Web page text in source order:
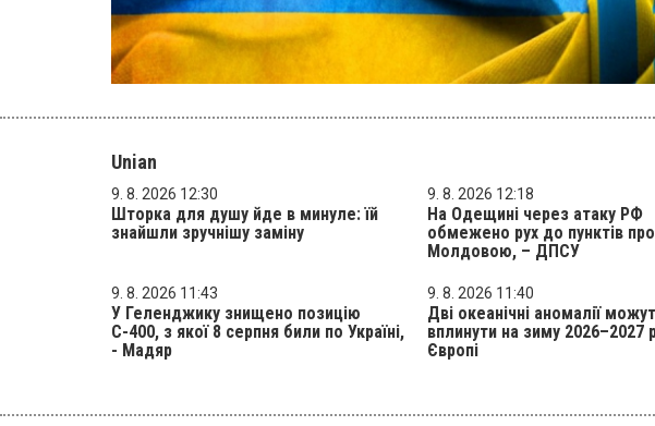
Unian
9. 8. 2026 12:30
Шторка для душу йде в минуле: їй
знайшли зручнішу заміну
9. 8. 2026 12:18
На Одещині через атаку РФ
обмежено рух до пунктів
Молдовою, – ДПСУ
9. 8. 2026 11:43
У Геленджику знищено позицію
С-400, з якої 8 серпня били по Україні,
- Мадяр
9. 8. 2026 11:40
Дві океанічні аномалії
вплинути на зиму 2026–2027
Європі